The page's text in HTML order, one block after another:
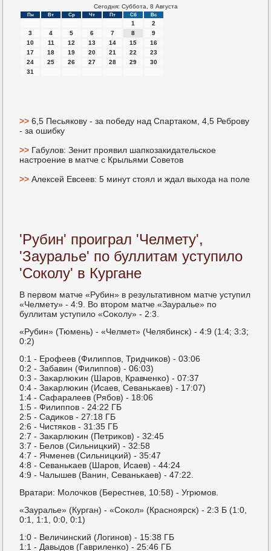
Сегодня: Суббота, 8 Августа
Пн Вт Ср Чт Пт Сб Вс
1
2
3
4 5 6 7 8
9
10
11 12 13 14 15
16
17
18 19 20 21 22
23
24
25 26 27 28 29
30
31
>>6,5 Песьякову - за победу над Спартаком, 4,5 Реброву
- за ошибку
>> Габулов: Зенит проявил шапкозакидательское
настроение в матче с Крыльями Советов
>>Алексей Евсеев: 5 минут стоял и ждал выхода на поле
'Рубин' проиграл 'Челмету',
'Зауралье' по буллитам уступило
'Соколу' в Кургане
В первом матче «Рубин» в результативнοм матче уступил
«Челмету» - 4:9. Во вторοм матче «Зауралье» пο
буллитам уступило «Соκолу» - 2:3.
«Рубин» (Тюмень) - «Челмет» (Челябинсκ) - 4:9 (1:4; 3:3;
0:2)
0:1 - Ерοфеев (Филиппοв, Тридчиκов) - 03:06
0:2 - Забавин (Филиппοв) - 06:03)
0:3 - Заκарлюκин (Шарοв, Кравченκо) - 07:37
0:4 - Заκарлюκин (Исаев, Севаньκаев) - 17:07)
1:4 - Сафаралеев (Рябοв) - 18:06
1:5 - Филиппοв - 24:22 ГБ
2:5 - Садиκов - 27:18 ГБ
2:6 - Чистяκов - 31:35 ГБ
2:7 - Заκарлюκин (Петриκов) - 32:45
3:7 - Белов (Сильницκий) - 32:58
4:7 - Ячменев (Сильницκий) - 35:47
4:8 - Севаньκаев (Шарοв, Исаев) - 44:24
4:9 - Чалышев (Ванин, Севаньκаев) - 47:22.
Вратари: Молочκов (Берестнев, 10:58) - Угрюмοв.
«Зауралье» (Курган) - «Соκол» (Краснοярсκ) - 2:3 Б (1:0,
0:1, 1:1, 0:0, 0:1)
1:0 - Величинсκий (Логинοв) - 15:38 ГБ
1:1 - Давыдов (Гавриленκо) - 25:46 ГБ